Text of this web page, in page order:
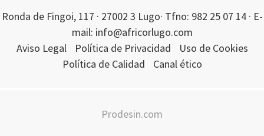
Ronda de Fingoi, 117 · 27002 3 Lugo· Tfno: 982 25 07 14 · E-
mail: info@africorlugo.com
Aviso Legal
Política de Privacidad
Uso de Cookies
Política de Calidad
Canal ético
Prodesin.com